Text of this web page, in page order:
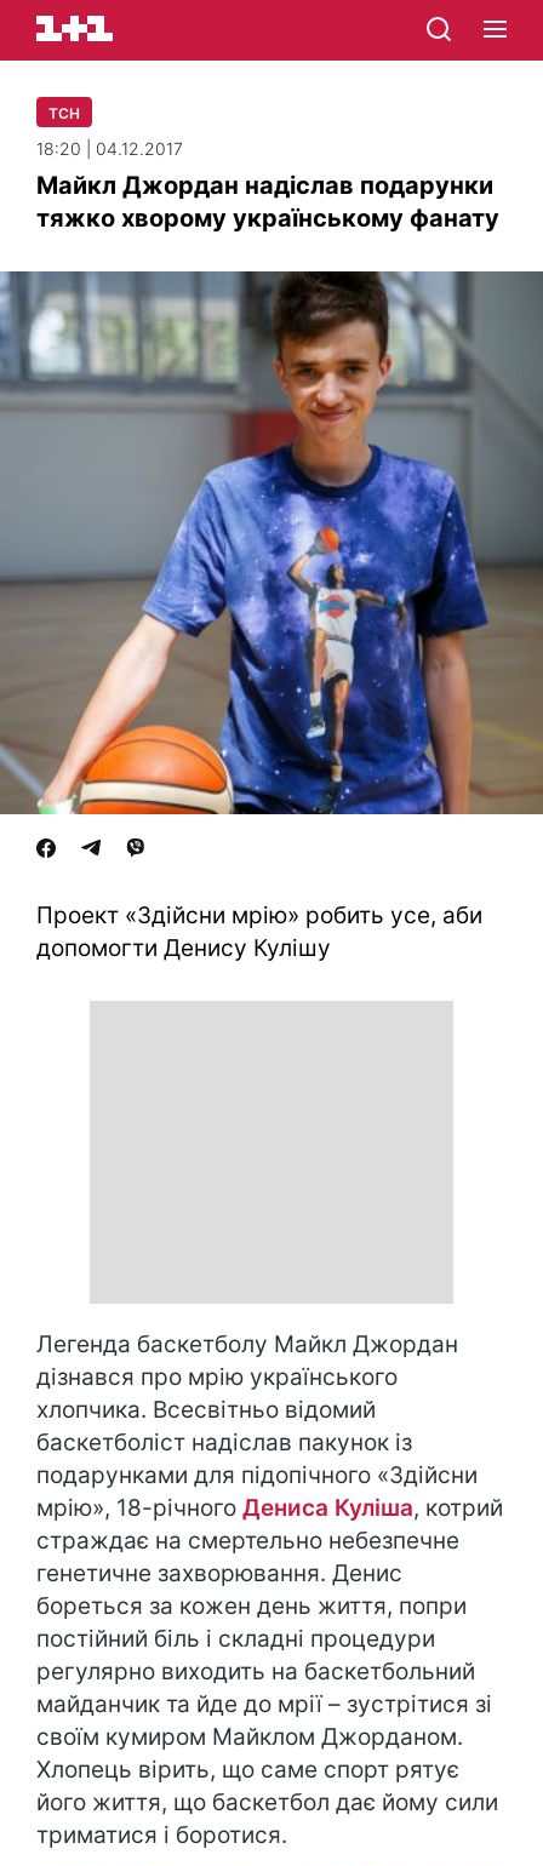
ТСН
18:20 | 04.12.2017
Майкл Джордан надіслав подарунки
тяжко хворому українському фанату
Проект «Здійсни мрію» робить усе, аби
допомогти Денису Кулішу
Легенда баскетболу Майкл Джордан
дізнався про мрію українського
хлопчика. Всесвітньо відомий
баскетболіст надіслав пакунок із
подарунками для підопічного «Здійсни
мрію», 18-річного Дениса Куліша, котрий
страждає на смертельно небезпечне
генетичне захворювання. Денис
бореться за кожен день життя, попри
постійний біль і складні процедури
регулярно виходить на баскетбольний
майданчик та йде до мрії – зустрітися зі
своїм кумиром Майклом Джорданом.
Хлопець вірить, що саме спорт рятує
його життя, що баскетбол дає йому сили
триматися і боротися.